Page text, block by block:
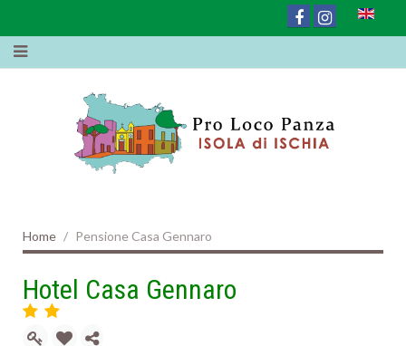
Home Pensione Casa Gennaro
Hotel Casa Gennaro